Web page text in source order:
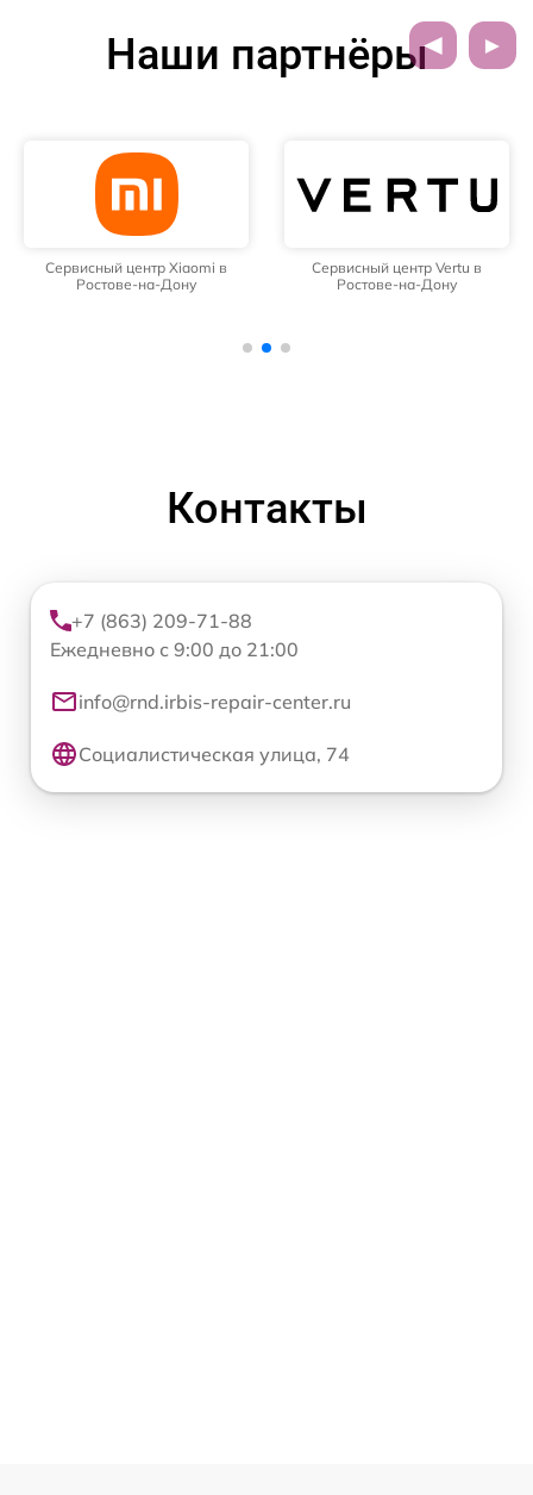
Наши партнёры
Сервисный центр Xiaomi в
Ростове-на-Дону
Сервисный центр Vertu в
Ростове-на-Дону
Контакты
+7 (863) 209-71-88
Ежедневно с 9:00 до 21:00
info@rnd.irbis-repair-center.ru
Социалистическая улица, 74